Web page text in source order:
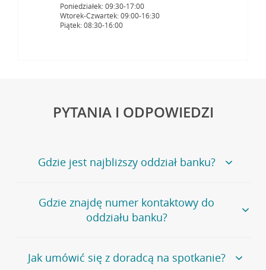
Poniedziałek: 09:30-17:00
Wtorek-Czwartek: 09:00-16:30
Piątek: 08:30-16:00
PYTANIA I ODPOWIEDZI
Gdzie jest najbliższy oddział banku?
Jeśli szukasz oddziału naszego banku, zapraszamy na
stronęPlacówki i bankomaty, na której znajduje się
wygodna wyszukiwarka.
oddziałów
Gdzie znajdę numer kontaktowy do
oddziału banku?
Bank Credit Agricole nie udostępnia ogólnego numeru
telefonu do placówki bankowej.
Jak umówić się z doradcą na spotkanie?